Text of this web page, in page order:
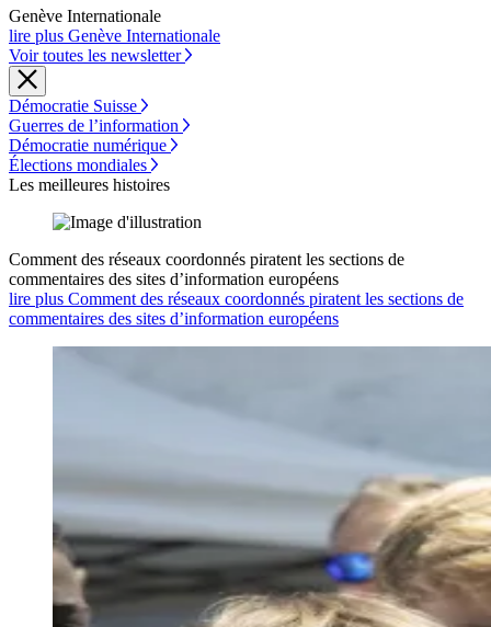
Genève Internationale
lire plus Genève Internationale
Voir toutes les newsletter
Démocratie Suisse
Guerres de l’information
Démocratie numérique
Élections mondiales
Les meilleures histoires
Comment des réseaux coordonnés piratent les sections de
commentaires des sites d’information européens
lire plus Comment des réseaux coordonnés piratent les sections de
commentaires des sites d’information européens